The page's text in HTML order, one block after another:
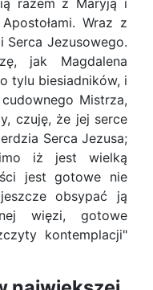
razem z Maryją i
Wraz z
Serca Jezusowego.
jak Magdalena
tylu biesiadników, i
Mistrza,
czuję, że jej serce
Serca Jezusa;
iż jest wielką
jest gotowe nie
obsypać ją
więzi, gotowe
kontemplacji"